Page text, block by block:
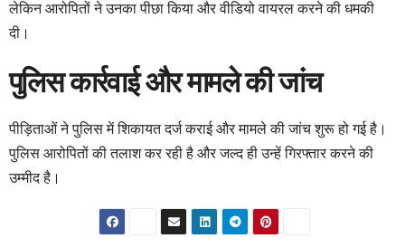
लेकिन आरोपितों ने उनका पीछा किया और वीडियो वायरल करने की धमकी
दी।
पुलिस कार्रवाई और मामले की जांच
पीड़िताओं ने पुलिस में शिकायत दर्ज कराई और मामले की जांच शुरू हो गई है।
पुलिस आरोपितों की तलाश कर रही है और जल्द ही उन्हें गिरफ्तार करने की
उम्मीद है।